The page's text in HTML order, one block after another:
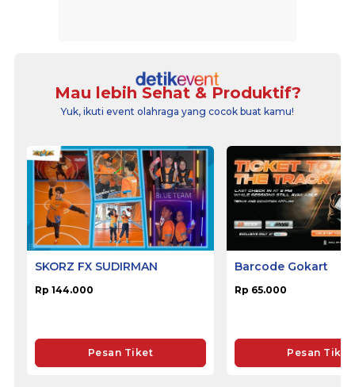
Mau lebih Sehat & Produktif?
Yuk, ikuti event olahraga yang cocok buat kamu!
SKORZ FX SUDIRMAN
Rp 144.000
Pesan Tiket
Barcode Gokart
Rp 65.000
Pesan Tiket